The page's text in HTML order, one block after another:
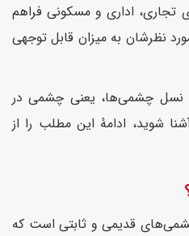
اداری و مسکونی فراهم
نظرشان به میزان قابل توجهی
نسل چشمی‌ها، یعنی چشمی در
شوید، ادامهٔ این مطلب را از
قدیمی و ثابتی است که